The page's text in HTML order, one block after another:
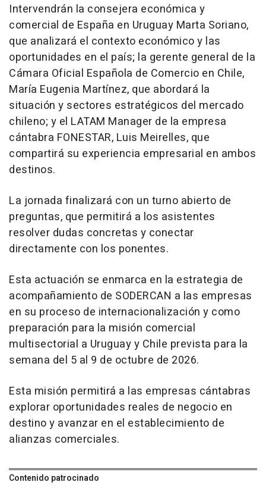
Intervendrán la consejera económica y
comercial de España en Uruguay Marta Soriano,
que analizará el contexto económico y las
oportunidades en el país; la gerente general de la
Cámara Oficial Española de Comercio en Chile,
María Eugenia Martínez, que abordará la
situación y sectores estratégicos del mercado
chileno; y el LATAM Manager de la empresa
cántabra FONESTAR, Luis Meirelles, que
compartirá su experiencia empresarial en ambos
destinos.
La jornada finalizará con un turno abierto de
preguntas, que permitirá a los asistentes
resolver dudas concretas y conectar
directamente con los ponentes.
Esta actuación se enmarca en la estrategia de
acompañamiento de SODERCAN a las empresas
en su proceso de internacionalización y como
preparación para la misión comercial
multisectorial a Uruguay y Chile prevista para la
semana del 5 al 9 de octubre de 2026.
Esta misión permitirá a las empresas cántabras
explorar oportunidades reales de negocio en
destino y avanzar en el establecimiento de
alianzas comerciales.
Contenido patrocinado